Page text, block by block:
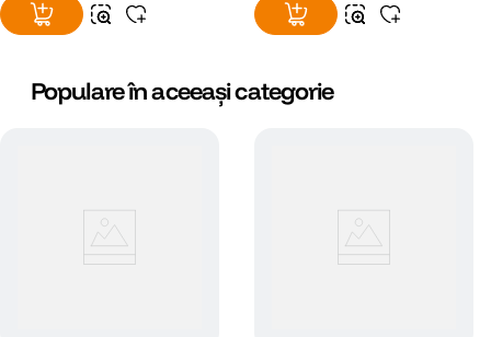
Populare în aceeași categorie